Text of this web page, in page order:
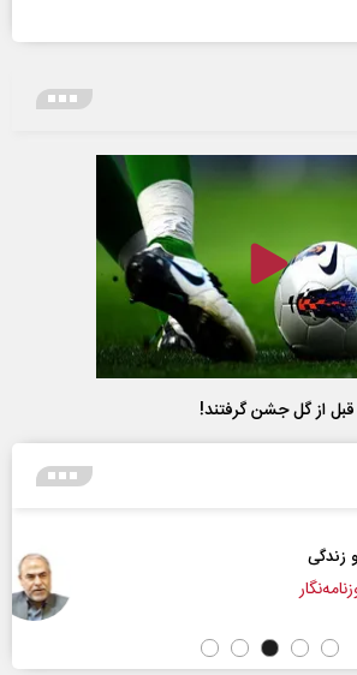
قبل از گل جشن گرفتند!
دکتر یدالله جوانی - تحلیلگر مسائل سیاسی